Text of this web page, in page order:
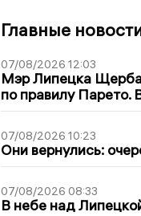
Главные
07/08/2026 12:03
Мэр Липецка
по правилу Парето.
07/08/2026 10:23
Они вернулись:
07/08/2026 08:33
В небе над